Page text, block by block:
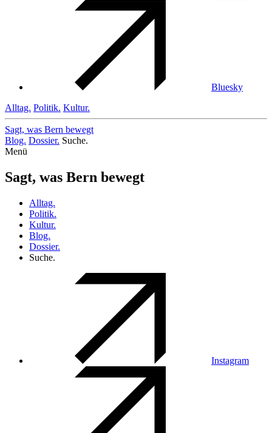
Bluesky
Alltag. Politik. Kultur.
Sagt, was Bern bewegt
Blog. Dossier. Suche.
Menü
Sagt, was Bern bewegt
Alltag.
Politik.
Kultur.
Blog.
Dossier.
Suche.
Instagram